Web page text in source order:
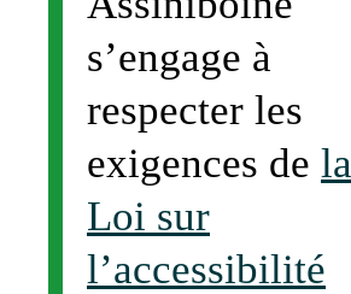
s’engage à
respecter les
exigences de la
Loi sur
l’accessibilité